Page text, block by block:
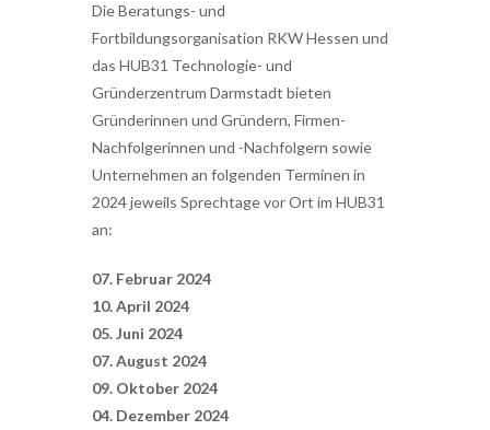
Die Beratungs- und
Fortbildungsorganisation RKW Hessen und
das HUB31 Technologie- und
Gründerzentrum Darmstadt bieten
Gründerinnen und Gründern, Firmen-
Nachfolgerinnen und -Nachfolgern sowie
Unternehmen an folgenden Terminen in
2024 jeweils Sprechtage vor Ort im HUB31
an:
07. Februar 2024
10. April 2024
05. Juni 2024
07. August 2024
09. Oktober 2024
04. Dezember 2024